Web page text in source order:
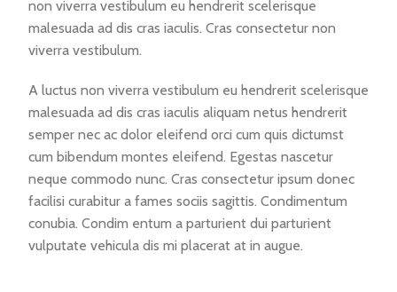
non viverra vestibulum eu hendrerit scelerisque
malesuada ad dis cras iaculis. Cras consectetur non
viverra vestibulum.
A luctus non viverra vestibulum eu hendrerit scelerisque
malesuada ad dis cras iaculis aliquam netus hendrerit
semper nec ac dolor eleifend orci cum quis dictumst
cum bibendum montes eleifend. Egestas nascetur
neque commodo nunc. Cras consectetur ipsum donec
facilisi curabitur a fames sociis sagittis. Condimentum
conubia. Condim entum a parturient dui parturient
vulputate vehicula dis mi placerat at in augue.